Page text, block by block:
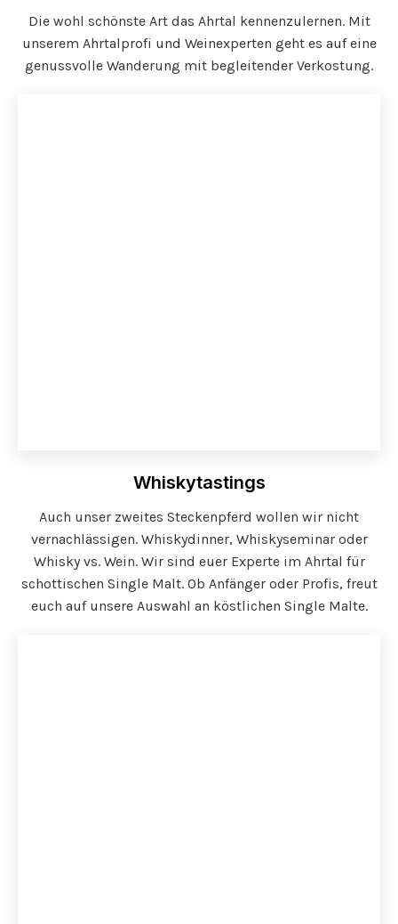
Die wohl schönste Art das Ahrtal kennenzulernen. Mit
unserem Ahrtalprofi und Weinexperten geht es auf eine
genussvolle Wanderung mit begleitender Verkostung.
Whiskytastings
Auch unser zweites Steckenpferd wollen wir nicht
vernachlässigen. Whiskydinner, Whiskyseminar oder
Whisky vs. Wein. Wir sind euer Experte im Ahrtal für
schottischen Single Malt. Ob Anfänger oder Profis, freut
euch auf unsere Auswahl an köstlichen Single Malte.